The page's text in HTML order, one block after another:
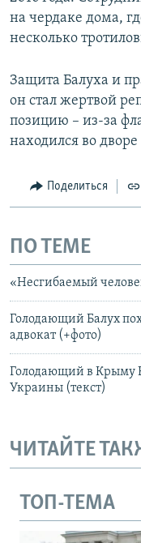
на чердаке дома,
несколько
Защита Балуха и
он стал жертвой
позицию – из-за
находился во
Поделиться
ПО ТЕМЕ
«Несгибаемый
Голодающий Балух
адвокат (+фото)
Голодающий в Крыму
Украины (текст)
ЧИТАЙТЕ
ТОП-ТЕМА